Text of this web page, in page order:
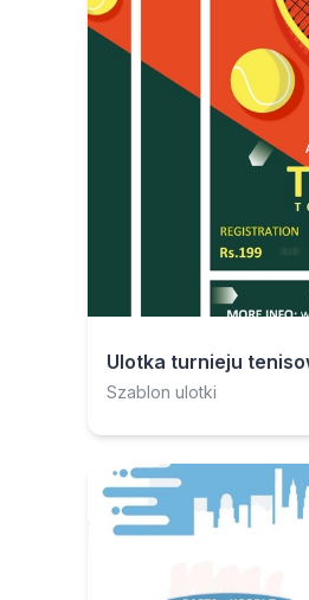
Ulotka turnieju
Szablon ulotki